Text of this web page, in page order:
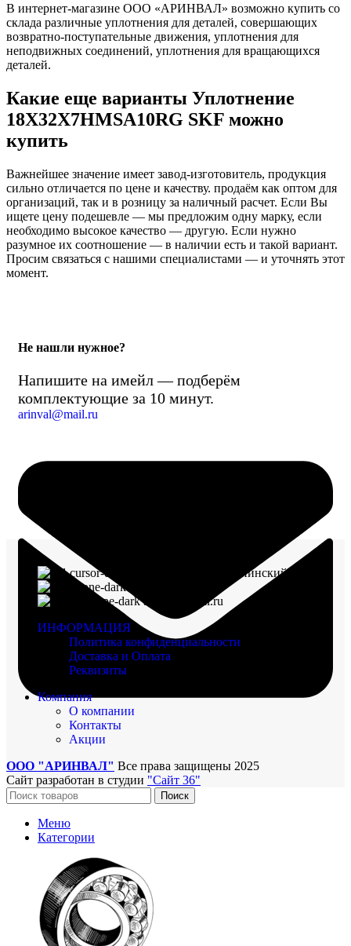
В интернет-магазине ООО «АРИНВАЛ» возможно купить со
склада различные уплотнения для деталей, совершающих
возвратно-поступательные движения, уплотнения для
неподвижных соединений, уплотнения для вращающихся
деталей.
Какие еще варианты Уплотнение
18X32X7HMSA10RG SKF можно
купить
Важнейшее значение имеет завод-изготовитель, продукция
сильно отличается по цене и качеству. продаём как оптом для
организаций, так и в розницу за наличный расчет. Если Вы
ищете цену подешевле — мы предложим одну марку, если
необходимо высокое качество — другую. Если нужно
разумное их соотношение — в наличии есть и такой вариант.
Просим связаться с нашими специалистами — и уточнять этот
момент.
Не нашли нужное?
Напишите на имейл — подберём
комплектующие за 10 минут.
arinval@mail.ru
г. Воронеж, пр-кт Ленинский, д. 221
arinval@mail.ru
ИНФОРМАЦИЯ
Политика конфиденциальности
Доставка и Оплата
Реквизиты
Компания
О компании
Контакты
Акции
ООО "АРИНВАЛ" Все права защищены 2025
Сайт разработан в студии "Сайт 36"
Поиск
Меню
Категории